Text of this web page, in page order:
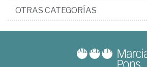
OTRAS CATEGORÍAS